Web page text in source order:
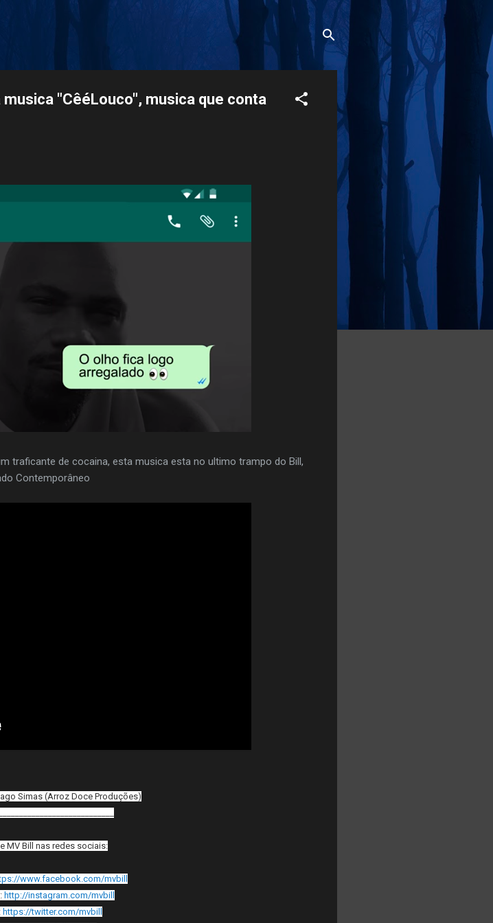
"CêéLouco", musica que conta
traficante de cocaina, esta musica esta no ultimo trampo do Bill,
Contemporâneo
Simas (Arroz Doce Produções)
MV Bill nas redes sociais:
www.facebook.com/mvbill
http://instagram.com/mvbill
https://twitter.com/mvbill